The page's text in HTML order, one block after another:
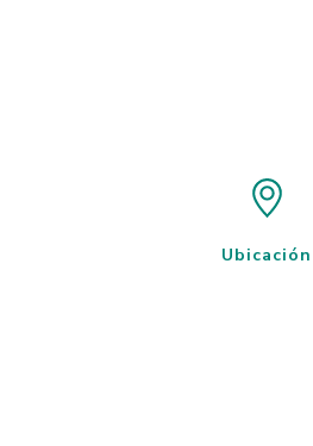
Ubicación